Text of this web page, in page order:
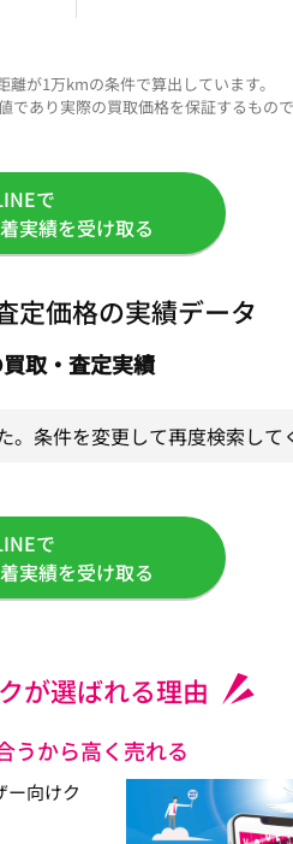
が1万kmの条件で算出しています。
あり実際の買取価格を保証するもので
で
実績を受け取る
定価格の実績データ
取・査定実績
条件を変更して再度検索して
で
実績を受け取る
が選ばれる理由
うから高く売れる
ー向けク